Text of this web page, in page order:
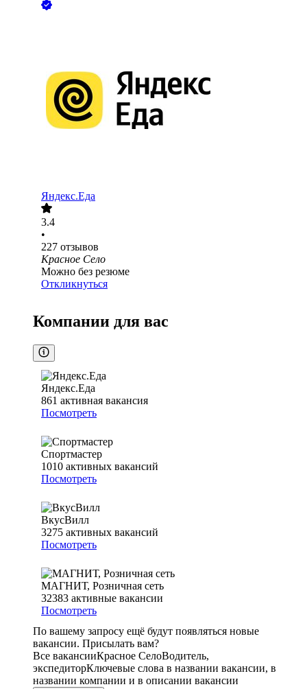
Яндекс.Еда
3.4
•
227 отзывов
Красное Село
Можно без резюме
Откликнуться
Компании для вас
Яндекс.Еда
861 активная вакансия
Посмотреть
Спортмастер
1010 активных вакансий
Посмотреть
ВкусВилл
3275 активных вакансий
Посмотреть
МАГНИТ, Розничная сеть
32383 активные вакансии
Посмотреть
По вашему запросу ещё будут появляться новые
вакансии. Присылать вам?
Все вакансииКрасное СелоВодитель,
экспедиторКлючевые слова в названии вакансии, в
названии компании и в описании вакансии